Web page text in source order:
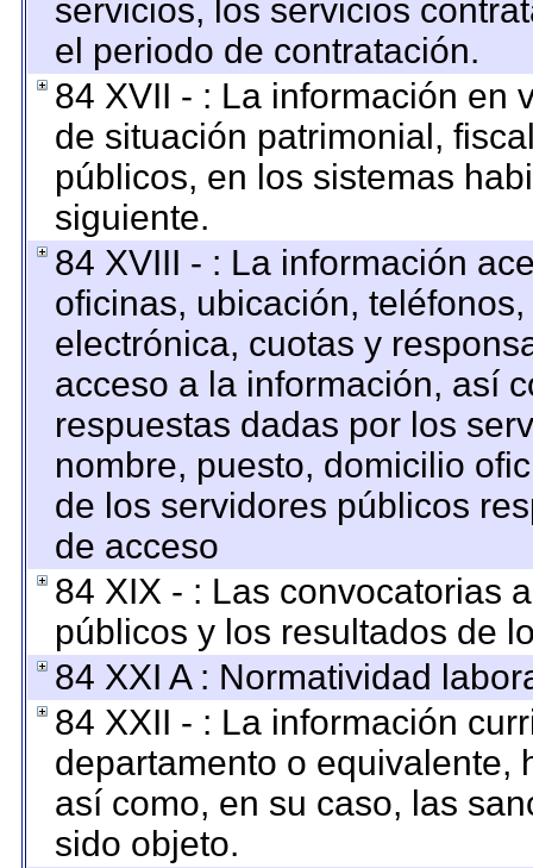
servicios, los servicios
el periodo de contratación.
84 XVII - : La información en
de situación patrimonial,
públicos, en los sistemas
siguiente.
84 XVIII - : La información
oficinas, ubicación,
electrónica, cuotas y
acceso a la información, así
respuestas dadas por los
nombre, puesto, domicilio
de los servidores públicos
de acceso
84 XIX - : Las convocatorias
públicos y los resultados de
84 XXI A : Normatividad
84 XXII - : La información
departamento o equivalente,
así como, en su caso, las
sido objeto.